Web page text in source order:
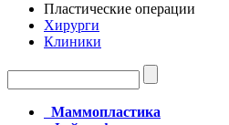
Пластические операции
Хирурги
Клиники
Маммопластика